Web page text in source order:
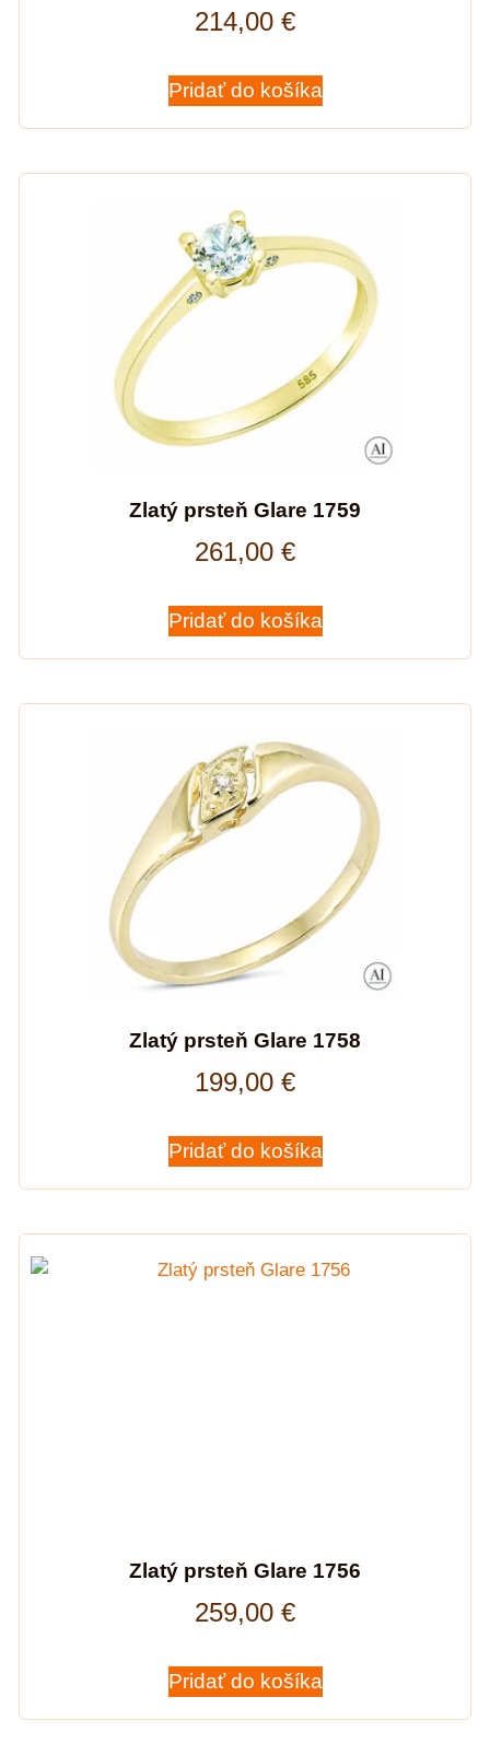
214,00 €
Pridať do košíka
Zlatý prsteň Glare 1759
261,00 €
Pridať do košíka
Zlatý prsteň Glare 1758
199,00 €
Pridať do košíka
Zlatý prsteň Glare 1756
259,00 €
Pridať do košíka